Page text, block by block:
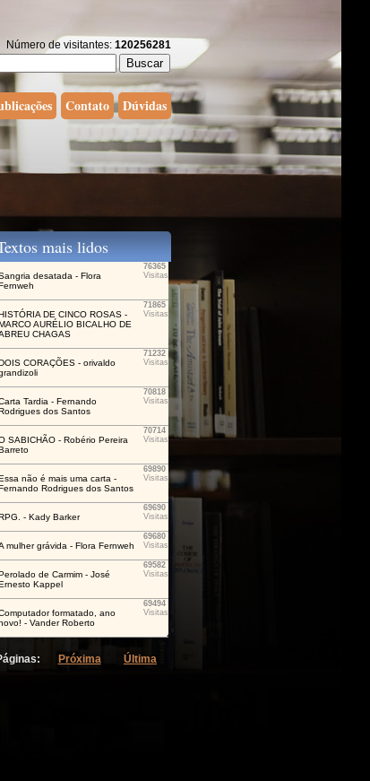
Número de visitantes: 120256281
Contato Dúvidas
mais lidos
desatada - Flora
76365
Visitas
DE CINCO ROSAS -
AURÉLIO BICALHO DE
CHAGAS
71865
Visitas
CORAÇÕES - orivaldo
71232
Visitas
Tardia - Fernando
dos Santos
70818
Visitas
SABICHÃO - Robério Pereira
70714
Visitas
não é mais uma carta -
Rodrigues dos Santos
69890
Visitas
- Kady Barker
69690
Visitas
mulher grávida - Flora Fernweh
69680
Visitas
de Carmim - José
Kappel
69582
Visitas
formatado, ano
- Vander Roberto
69494
Visitas
Próxima Última